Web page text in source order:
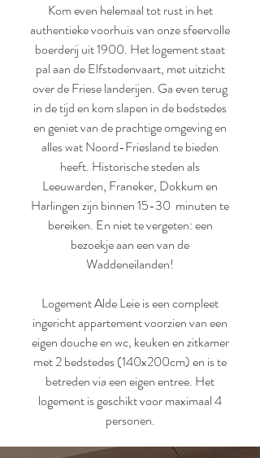
Kom even helemaal tot rust in het
authentieke voorhuis van onze sfeervolle
boerderij uit 1900. Het logement staat
pal aan de Elfstedenvaart, met uitzicht
over de Friese landerijen. Ga even terug
in de tijd en kom slapen in de bedstedes
en geniet van de prachtige omgeving en
alles wat Noord-Friesland te bieden
heeft. Historische steden als
Leeuwarden, Franeker, Dokkum en
Harlingen zijn binnen 15-30 minuten te
bereiken. En niet te vergeten: een
bezoekje aan een van de
Waddeneilanden!
Logement Alde Leie is een compleet
ingericht appartement voorzien van een
eigen douche en wc, keuken en zitkamer
met 2 bedstedes (140x200cm) en is te
betreden via een eigen entree. Het
logement is geschikt voor maximaal 4
personen.